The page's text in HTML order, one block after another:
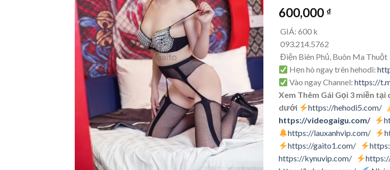
600,000 ₫
GIÁ: 600 k
093.214.5762
Điện Biên Phủ, Buôn Ma Thuột
Hẹn hò ngay trên hehodi:
Vào ngay Channel: https://
Xem Thêm Gái Gọi 3 miền tại
dưới
https://hehodi5.com/
https://videogaigu.com/
https://lauxanhvip.com/
https://gaito1.com/
https://kynuvip.com/